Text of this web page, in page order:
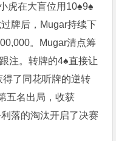
虎在大盲位用10♠9♠
牌后，Mugar持续下
。Mugar清点筹
注。转牌的4♠直接让
了同花听牌的逆转
五名出局，收获
落的淘汰开启了决赛